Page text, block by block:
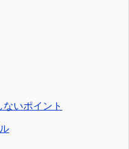
いポイント